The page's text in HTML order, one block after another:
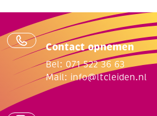
Contact opnemen
Bel: 071 522 36 63
Mail: info@ltcleiden.nl